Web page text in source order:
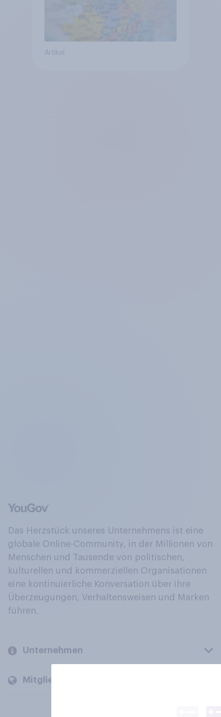
Artikel
Das Herzstück unseres Unternehmens ist eine
globale Online-Community, in der Millionen von
Menschen und Tausende von politischen,
kulturellen und kommerziellen Organisationen
eine kontinuierliche Konversation über ihre
Überzeugungen, Verhaltensweisen und Marken
führen.
Unternehmen
Mitglieder und Kunden